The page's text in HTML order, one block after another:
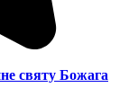
святу Божага